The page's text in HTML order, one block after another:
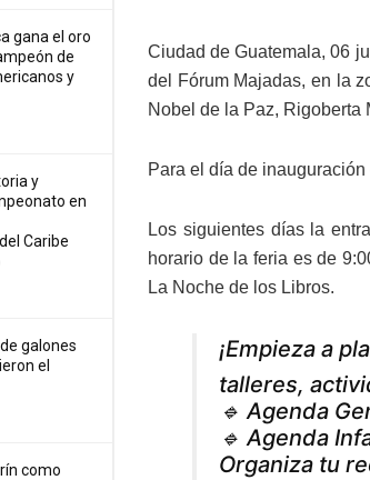
gana el oro
de
y
y
en
Caribe
galones
el
como
Ciudad de Guatemala, 06
del Fórum Majadas, en la
Nobel de la Paz, Rigoberta
Para el día de
Los siguientes días la
horario de la feria es de
La Noche de los Libros.
¡Empieza a
talleres,
🔹 Agenda
🔹 Agenda
Organiza tu